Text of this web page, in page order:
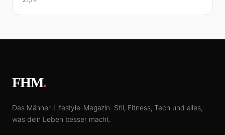
FHM.
Das Männer-Lifestyle-Magazin. Stil, Fitness, Tech und alles,
was dein Leben besser macht.